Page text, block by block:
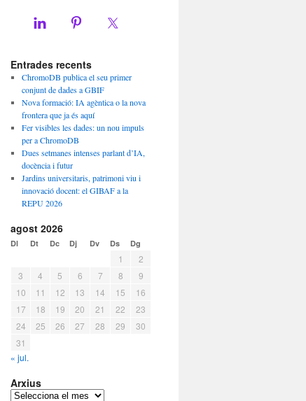
Entrades recents
ChromoDB publica el seu primer
conjunt de dades a GBIF
Nova formació: IA agèntica o la nova
frontera que ja és aquí
Fer visibles les dades: un nou impuls
per a ChromoDB
Dues setmanes intenses parlant d’IA,
docència i futur
Jardins universitaris, patrimoni viu i
innovació docent: el GIBAF a la
REPU 2026
agost 2026
Dl Dt Dc Dj Dv Ds Dg
1
2
3
4 5 6 7 8
9
10
11 12 13 14 15
16
17
18 19 20 21 22
23
24
25 26 27 28 29
30
31
« jul.
Arxius
Arxius